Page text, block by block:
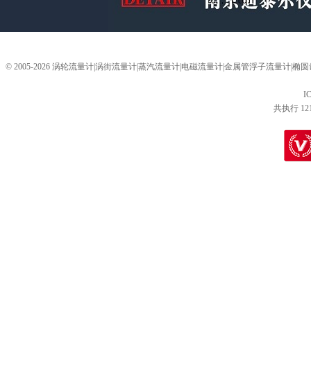
© 2005-2026 涡轮流量计|涡街流量计|蒸汽流量计|电磁流量计|金属管浮子流量计|椭
共执行